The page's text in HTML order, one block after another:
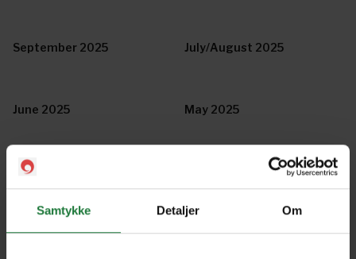
Samtykke Detaljer Om
September 2025 July/August 2025
June 2025 May 2025
April 2025
February 2025 January 2025